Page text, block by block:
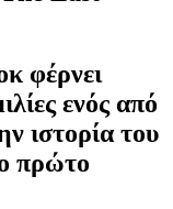
φέρνει
ενός από
ιστορία του
πρώτο